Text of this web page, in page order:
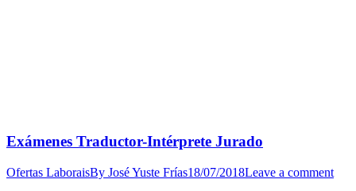
Exámenes Traductor-Intérprete Jurado
Ofertas LaboraisBy José Yuste Frías18/07/2018Leave a comment